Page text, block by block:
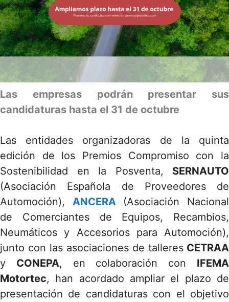
Las empresas podrán presentar sus
candidaturas hasta el 31 de octubre
Las entidades organizadoras de la quinta
edición de los Premios Compromiso con la
Sostenibilidad en la Posventa, SERNAUTO
(Asociación Española de Proveedores de
Automoción), ANCERA
(Asociación Nacional
de Comerciantes de Equipos, Recambios,
Neumáticos y Accesorios para Automoción),
junto con las asociaciones de talleres CETRAA
y CONEPA, en colaboración con IFEMA
Motortec, han acordado ampliar el plazo de
presentación de candidaturas con el objetivo